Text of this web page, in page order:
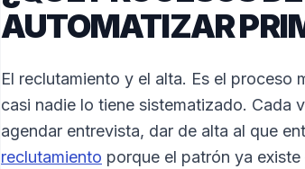
AUTOMATIZAR
El reclutamiento y el alta. Es el proceso
casi nadie lo tiene sistematizado. Cada
agendar entrevista, dar de alta al que
reclutamiento porque el patrón ya